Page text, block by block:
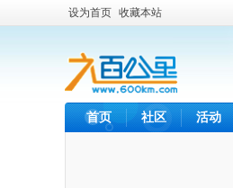
设为首页 收藏本站
首页 社区 活动